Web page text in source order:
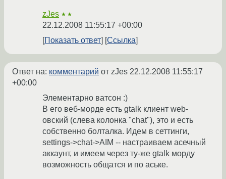
zJes ★★
22.12.2008 11:55:17 +00:00
Показать ответ
Ссылка
Ответ на: комментарий от zJes 22.12.2008 11:55:17
+00:00
Элементарно ватсон :)
В его веб-морде есть gtalk клиент web-
овский (слева колонка "chat"), это и есть
собственно болталка. Идем в сеттинги,
settings->chat->AIM -- настраиваем асечный
аккаунт, и имеем через ту-же gtalk морду
возможность общатся и по аське.